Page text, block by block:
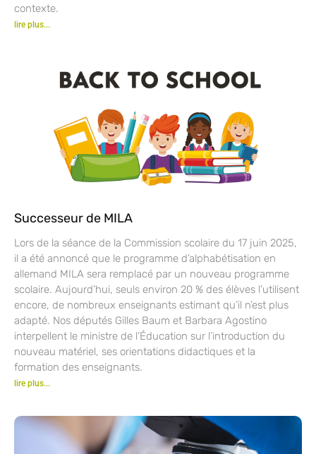
contexte.
lire plus...
Successeur de MILA
Lors de la séance de la Commission scolaire du 17 juin 2025,
il a été annoncé que le programme d’alphabétisation en
allemand MILA sera remplacé par un nouveau programme
scolaire. Aujourd’hui, seuls environ 20 % des élèves l’utilisent
encore, de nombreux enseignants estimant qu’il n’est plus
adapté. Nos députés Gilles Baum et Barbara Agostino
interpellent le ministre de l’Éducation sur l’introduction du
nouveau matériel, ses orientations didactiques et la
formation des enseignants.
lire plus...